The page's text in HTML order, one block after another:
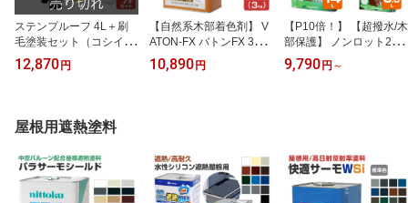
ステンプルーフ 4L＋刷
毛塗装セット（コシイプ
レザービング 木部保護塗
料 油性 ステイン ウッド
具セット DIY）
12,870円
【自然系木部着色剤】 V
ATON-FX バトンFX 3kg
＜14色＞ 安全性の高い
天然植物油脂性塗料 (油
10,890円
【P10倍！】 【超撥水/木
部保護】 ノンロット205
N Zカラー 3.5L/14L ＜16
色＞ WPステイン (油性
9,790円 ～
屋根用遮熱塗料